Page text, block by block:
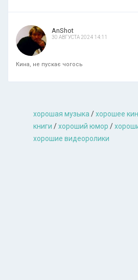
AnShot
30 АВГУСТА 2024 14:11
Кина, не пускає чогось
хорошая музыкa/хорошее
книги /хороший юмор /
хорошие видеоролики